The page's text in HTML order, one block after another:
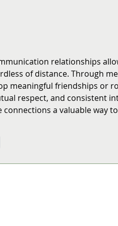
relationships
of distance. Through
meaningful friendships or
respect, and consistent
a valuable way